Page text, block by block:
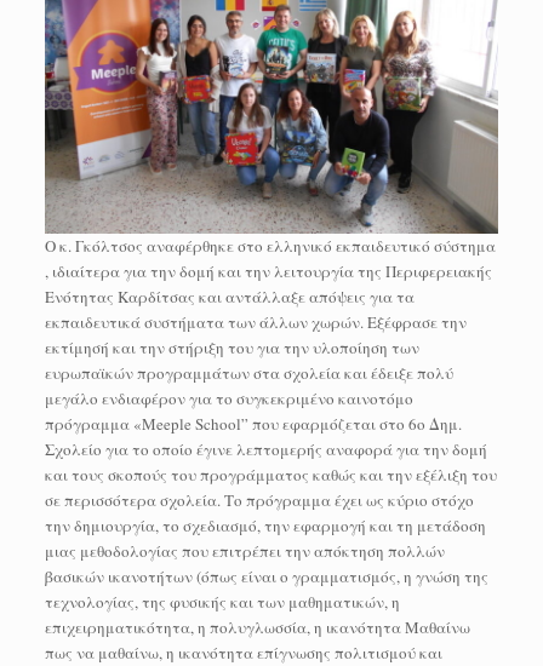
Ο κ. Γκόλτσος αναφέρθηκε στο ελληνικό εκπαιδευτικό σύστημα
, ιδιαίτερα για την δομή και την λειτουργία της Περιφερειακής
Ενότητας Καρδίτσας και αντάλλαξε απόψεις για τα
εκπαιδευτικά συστήματα των άλλων χωρών. Εξέφρασε την
εκτίμησή και την στήριξη του για την υλοποίηση των
ευρωπαϊκών προγραμμάτων στα σχολεία και έδειξε πολύ
μεγάλο ενδιαφέρον για το συγκεκριμένο καινοτόμο
πρόγραμμα «Meeple School” που εφαρμόζεται στο 6ο Δημ.
Σχολείο για το οποίο έγινε λεπτομερής αναφορά για την δομή
και τους σκοπούς του προγράμματος καθώς και την εξέλιξη του
σε περισσότερα σχολεία. Το πρόγραμμα έχει ως κύριο στόχο
την δημιουργία, το σχεδιασμό, την εφαρμογή και τη μετάδοση
μιας μεθοδολογίας που επιτρέπει την απόκτηση πολλών
βασικών ικανοτήτων (όπως είναι ο γραμματισμός, η γνώση της
τεχνολογίας, της φυσικής και των μαθηματικών, η
επιχειρηματικότητα, η πολυγλωσσία, η ικανότητα Μαθαίνω
πως να μαθαίνω, η ικανότητα επίγνωσης πολιτισμού και